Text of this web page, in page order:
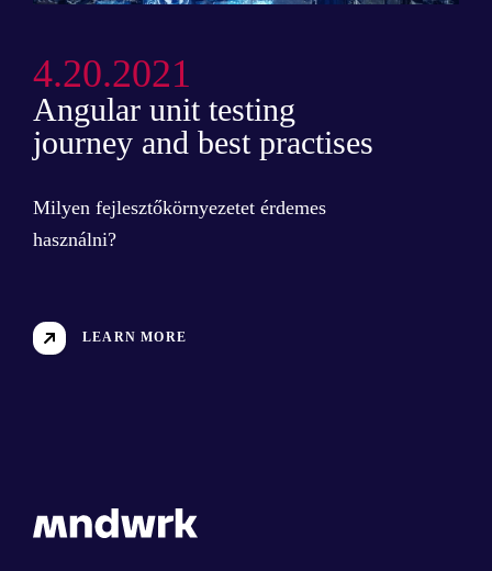
4.20.2021
Angular unit testing
journey and best practises
Milyen fejlesztőkörnyezetet érdemes
használni?
LEARN MORE